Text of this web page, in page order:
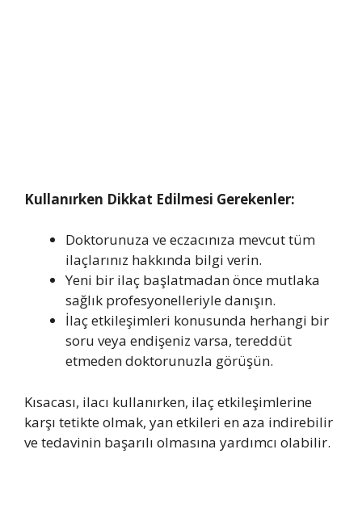
Kullanırken Dikkat Edilmesi Gerekenler:
Doktorunuza ve eczacınıza mevcut tüm
ilaçlarınız hakkında bilgi verin.
Yeni bir ilaç başlatmadan önce mutlaka
sağlık profesyonelleriyle danışın.
İlaç etkileşimleri konusunda herhangi bir
soru veya endişeniz varsa, tereddüt
etmeden doktorunuzla görüşün.
Kısacası, ilacı kullanırken, ilaç etkileşimlerine
karşı tetikte olmak, yan etkileri en aza indirebilir
ve tedavinin başarılı olmasına yardımcı olabilir.